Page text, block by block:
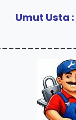
Umut Usta :